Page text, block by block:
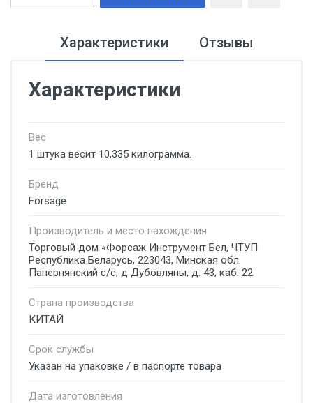
Характеристики Отзывы
Характеристики
Вес
1 штука весит 10,335 килограмма.
Бренд
Forsage
Производитель и место нахождения
Торговый дом «Форсаж Инструмент Бел, ЧТУП
Республика Беларусь, 223043, Минская обл.
Папернянский с/с, д Дубовляны, д. 43, каб. 22
Страна производства
КИТАЙ
Срок службы
Указан на упаковке / в паспорте товара
Дата изготовления